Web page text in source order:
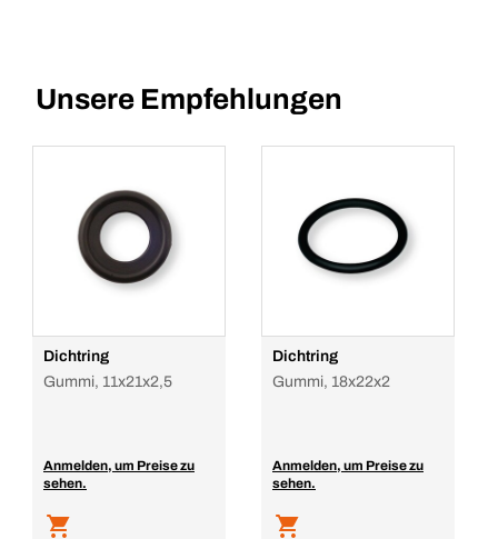
Unsere Empfehlungen
Dichtring
Gummi, 11x21x2,5
Anmelden, um Preise zu
sehen.
Dichtring
Gummi, 18x22x2
Anmelden, um Preise zu
sehen.